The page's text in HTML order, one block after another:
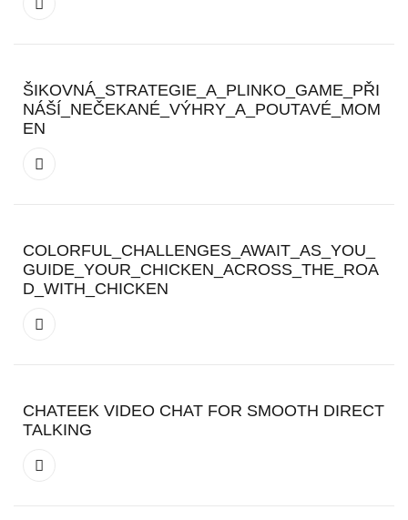
ŠIKOVNÁ_STRATEGIE_A_PLINKO_GAME_PŘI
NÁŠÍ_NEČEKANÉ_VÝHRY_A_POUTAVÉ_MOM
EN
COLORFUL_CHALLENGES_AWAIT_AS_YOU_
GUIDE_YOUR_CHICKEN_ACROSS_THE_ROA
D_WITH_CHICKEN
CHATEEK VIDEO CHAT FOR SMOOTH DIRECT
TALKING